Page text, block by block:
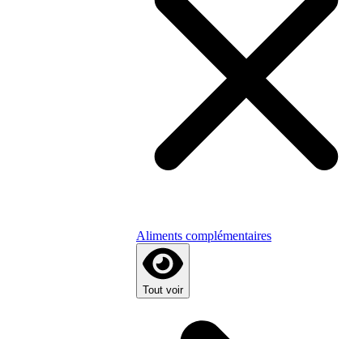
Aliments complémentaires
Tout voir